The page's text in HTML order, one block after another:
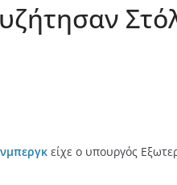
είχε ο υπουργός